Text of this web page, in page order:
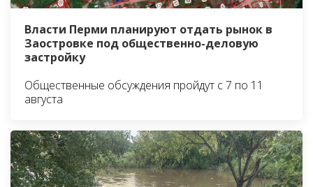
Власти Перми планируют отдать рынок в
Заостровке под общественно-деловую
застройку
Общественные обсуждения пройдут с 7 по 11
августа